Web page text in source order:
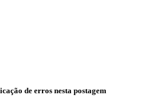
de erros nesta postagem